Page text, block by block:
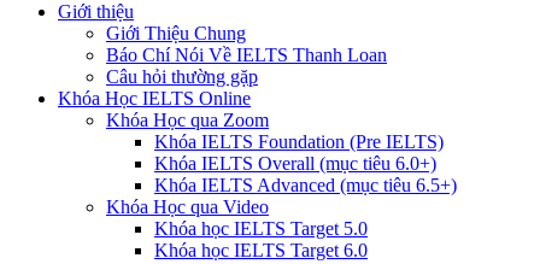
Giới thiệu
Giới Thiệu Chung
Báo Chí Nói Về IELTS Thanh Loan
Câu hỏi thường gặp
Khóa Học IELTS Online
Khóa Học qua Zoom
Khóa IELTS Foundation (Pre IELTS)
Khóa IELTS Overall (mục tiêu 6.0+)
Khóa IELTS Advanced (mục tiêu 6.5+)
Khóa Học qua Video
Khóa học IELTS Target 5.0
Khóa học IELTS Target 6.0